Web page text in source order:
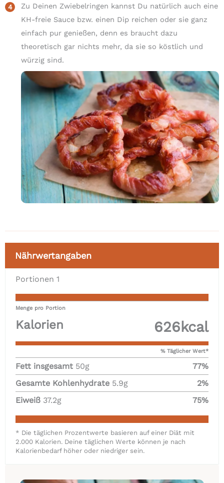
Zu Deinen Zwiebelringen kannst Du natürlich auch eine
KH-freie Sauce bzw. einen Dip reichen oder sie ganz
einfach pur genießen, denn es braucht dazu
theoretisch gar nichts mehr, da sie so köstlich und
würzig sind.
Nährwertangaben
Portionen 1
Menge pro Portion
Kalorien 626 kcal
% Täglicher Wert*
Fett insgesamt 50g 77%
Gesamte Kohlenhydrate 5.9g 2%
Eiweiß 37.2g 75%
* Die täglichen Prozentwerte basieren auf einer Diät mit
2.000 Kalorien. Deine täglichen Werte können je nach
Kalorienbedarf höher oder niedriger sein.